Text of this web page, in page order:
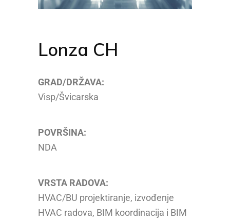
Lonza CH
GRAD/DRŽAVA:
Visp/Švicarska
POVRŠINA:
NDA
VRSTA RADOVA:
HVAC/BU projektiranje, izvođenje
HVAC radova, BIM koordinacija i BIM